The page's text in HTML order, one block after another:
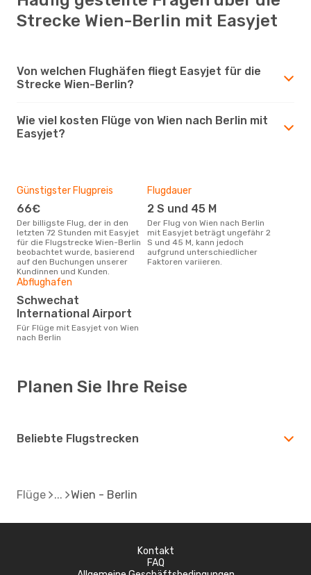
Strecke Wien-Berlin mit Easyjet
Von welchen Flughäfen fliegt Easyjet für die
Strecke Wien-Berlin?
Wie viel kosten Flüge von Wien nach Berlin mit
Easyjet?
Günstigster Flugpreis
66€
Der billigste Flug, der in den
letzten 72 Stunden mit Easyjet
für die Flugstrecke Wien-Berlin
beobachtet wurde, basierend
auf den Buchungen unserer
Kundinnen und Kunden.
Flugdauer
2 S und 45 M
Der Flug von Wien nach Berlin
mit Easyjet beträgt ungefähr 2
S und 45 M, kann jedoch
aufgrund unterschiedlicher
Faktoren variieren.
Abflughafen
Schwechat
International Airport
Für Flüge mit Easyjet von Wien
nach Berlin
Planen Sie Ihre Reise
Beliebte Flugstrecken
Flüge Wien - Berlin
Kontakt
FAQ